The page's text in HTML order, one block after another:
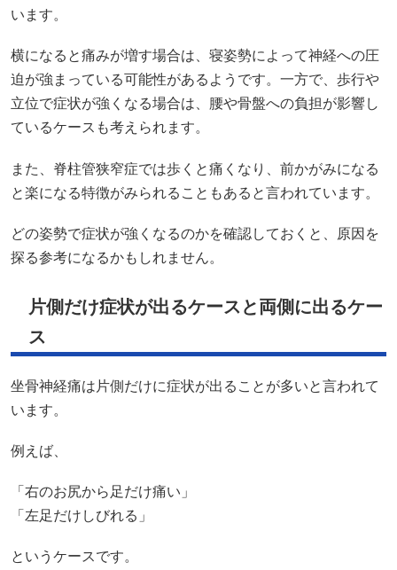
います。
横になると痛みが増す場合は、寝姿勢によって神経への圧
迫が強まっている可能性があるようです。一方で、歩行や
立位で症状が強くなる場合は、腰や骨盤への負担が影響し
ているケースも考えられます。
また、脊柱管狭窄症では歩くと痛くなり、前かがみになる
と楽になる特徴がみられることもあると言われています。
どの姿勢で症状が強くなるのかを確認しておくと、原因を
探る参考になるかもしれません。
片側だけ症状が出るケースと両側に出るケー
ス
坐骨神経痛は片側だけに症状が出ることが多いと言われて
います。
例えば、
「右のお尻から足だけ痛い」
「左足だけしびれる」
というケースです。